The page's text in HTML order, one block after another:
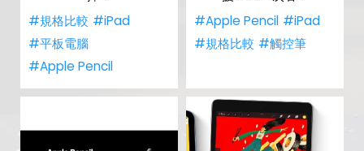
#規格比較 #iPad
#平板電腦
#Apple Pencil
#Apple Pencil #iPad
#規格比較 #觸控筆